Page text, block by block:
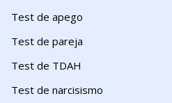
Test de apego
Test de pareja
Test de TDAH
Test de narcisismo